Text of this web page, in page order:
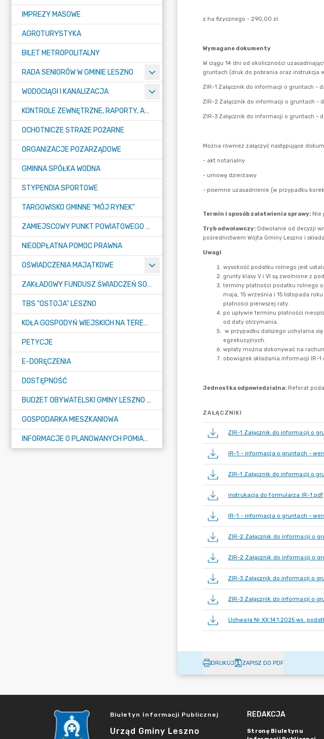
IMPREZY MASOWE
AGROTURYSTYKA
BILET METROPOLITALNY
RADA SENIORÓW W GMINIE LESZNO
WODOCIĄGI I KANALIZACJA
KONTROLE ZEWNĘTRZNE, RAPORTY, ANALIZY
OCHOTNICZE STRAŻE POŻARNE
ORGANIZACJE POZARZĄDOWE
GMINNA SPÓŁKA WODNA
STYPENDIA SPORTOWE
TARGOWISKO GMINNE "MÓJ RYNEK"
ZAMIEJSCOWY PUNKT POWIATOWEGO URZĘDU PRACY W LESZNIE
NIEODPŁATNA POMOC PRAWNA
OŚWIADCZENIA MAJĄTKOWE
ZAKŁADOWY FUNDUSZ ŚWIADCZEŃ SOCJALNYCH (ZFŚS)
TBS "OSTOJA" LESZNO
KOŁA GOSPODYŃ WIEJSKICH NA TERENIE GMINY LESZNO
PETYCJE
E-DORĘCZENIA
DOSTĘPNOŚĆ
BUDŻET OBYWATELSKI GMINY LESZNO NA 2026 ROK
GOSPODARKA MIESZKANIOWA
INFORMACJE O PLANOWANYCH POMIARACH PÓL ELEKTROMAGNETYCZNYCH
ZAŁĄCZNIKI
ZIR-1 Załącznik do informacji o
IR-1 - informacja o gruntach -
ZIR-1 Załącznik do informacji o
instrukacja do formularza IR-1.pdf
IR-1 - informacja o gruntach -
ZIR-2 Załącznik do informacji o
ZIR-2 Załącznik do informacji o
ZIR-3 Załącznik do informacji o
ZIR-3 Załącznik do informacji o
Uchwała Nr XX.141.2025 ws.
DRUKUJ ZAPISZ DO PDF
Biuletyn Informacji Publicznej
Urząd Gminy Leszno
REDAKCJA
Stronę Biuletynu